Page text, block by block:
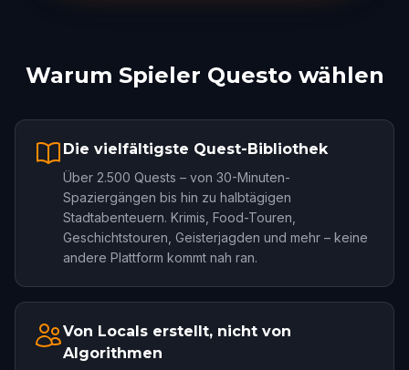
Warum Spieler Questo wählen
Die vielfältigste Quest-Bibliothek
Über 2.500 Quests – von 30-Minuten-
Spaziergängen bis hin zu halbtägigen
Stadtabenteuern. Krimis, Food-Touren,
Geschichtstouren, Geisterjagden und mehr – keine
andere Plattform kommt nah ran.
Von Locals erstellt, nicht von
Algorithmen